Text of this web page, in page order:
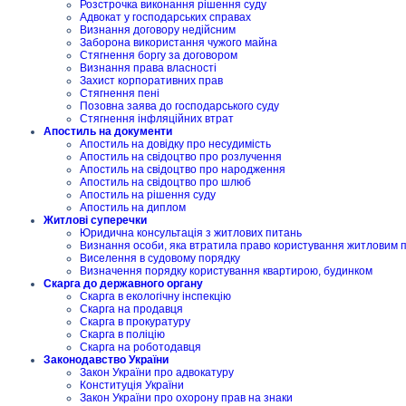
Розстрочка виконання рішення суду
Адвокат у господарських справах
Визнання договору недійсним
Заборона використання чужого майна
Стягнення боргу за договором
Визнання права власності
Захист корпоративних прав
Стягнення пені
Позовна заява до господарського суду
Стягнення інфляційних втрат
Апостиль на документи
Апостиль на довідку про несудимість
Апостиль на свідоцтво про розлучення
Апостиль на свідоцтво про народження
Апостиль на свідоцтво про шлюб
Апостиль на рішення суду
Апостиль на диплом
Житлові суперечки
Юридична консультація з житлових питань
Визнання особи, яка втратила право користування житловим
Виселення в судовому порядку
Визначення порядку користування квартирою, будинком
Скарга до державного органу
Скарга в екологічну інспекцію
Скарга на продавця
Скарга в прокуратуру
Скарга в поліцію
Скарга на роботодавця
Законодавство України
Закон України про адвокатуру
Конституція України
Закон України про охорону прав на знаки